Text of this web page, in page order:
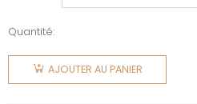
Quantité:
quantité
de Cake
Silver
AJOUTER AU PANIER